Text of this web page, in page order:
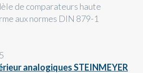
de comparateurs haute
aux normes DIN 879-1
analogiques STEINMEYER